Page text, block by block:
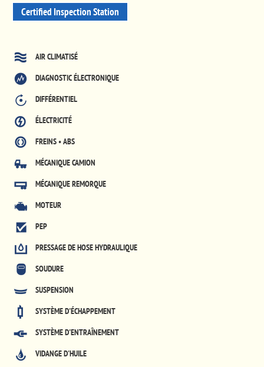
Certified Inspection Station
AIR CLIMATISÉ
DIAGNOSTIC ÉLECTRONIQUE
DIFFÉRENTIEL
ÉLECTRICITÉ
FREINS • ABS
MÉCANIQUE CAMION
MÉCANIQUE REMORQUE
MOTEUR
PEP
PRESSAGE DE HOSE HYDRAULIQUE
SOUDURE
SUSPENSION
SYSTÈME D'ÉCHAPPEMENT
SYSTÈME D'ENTRAÎNEMENT
VIDANGE D'HUILE